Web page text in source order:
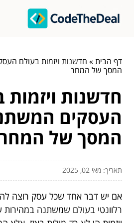
דף הבית» חדשנות ויזמות בעולם
המסך של המחר
חדשנות ויזמות
העסקים
המסך של
תאריך: מאי 02, 2025
אם יש דבר אחד שכל עסק רוצה
רלוונטי בעולם שמשתנה